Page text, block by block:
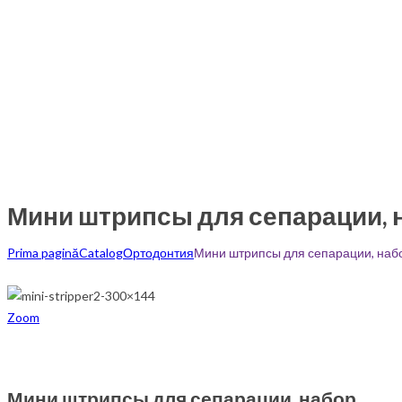
Мини штрипсы для сепарации,
Prima paginăCatalogОртодонтияМини штрипсы для сепарации,
Zoom